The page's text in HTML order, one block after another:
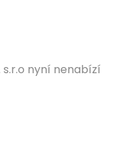
nyní nenabízí